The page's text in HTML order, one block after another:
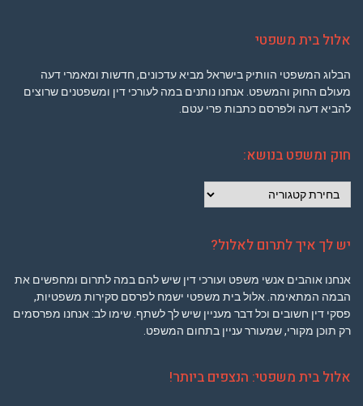
אלול בית משפטי
הבלוג המשפטי הוותיק בישראל מביא עדכונים, חדשות ומאמרי דעה
מעולם החוק והמשפט. אנחנו נותנים במה לעורכי דין ומשפטנים שרוצים
להביא דעה ולפרסם כתבות פרי עטם.
חוק ומשפט בנושא:
ומשפט
יש לך איך לתרום לאלול?
אנחנו אוהבים אנשי משפט ועורכי דין שיש להם במה לתרום ומחפשים את
הבמה המתאימה. אלול בית משפטי ישמח לפרסם סקירות משפטיות,
פסקי דין חשובים וכל דבר מעניין שיש לך לשתף. שימו לב: אנחנו מפרסמים
רק תוכן מקורי, שמעורר עניין בתחום המשפט.
אלול בית משפטי: הנצפים ביותר!